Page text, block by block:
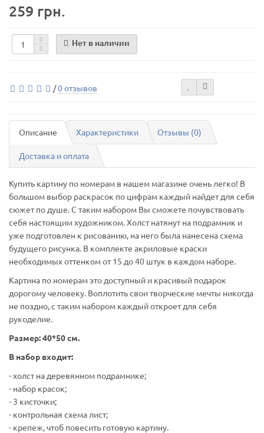
259 грн.
Нет в наличии
/0 отзывов
Описание Характеристики Отзывы (0)
Доставка и оплата
Купить картину по номерам в нашем магазине очень легко! В
большом выбор раскрасок по цифрам каждый найдет для себя
сюжет по душе. С таким набором Вы сможете почувствовать
себя настоящим художником. Холст натянут на подрамник и
уже подготовлен к рисованию, на него была нанесена схема
будущего рисунка. В комплекте акриловые краски
необходимых оттенком от 15 до 40 штук в каждом наборе.
Картина по номерам это доступный и красивый подарок
дорогому человеку. Воплотить свои творческие мечты никогда
не поздно, с таким набором каждый откроет для себя
рукоделие.
Размер: 40*50 см.
В набор входит:
- холст на деревянном подрамнике;
- набор красок;
- 3 кисточки;
- контрольная схема лист;
- крепеж, чтоб повесить готовую картину.